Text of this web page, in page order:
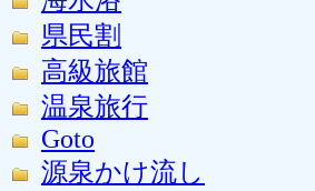
県民割
高級旅館
温泉旅行
Goto
源泉かけ流し